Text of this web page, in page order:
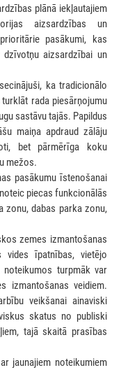
plānā iekļautajiem
aizsardzības un
pasākumi, kas
aizsardzībai un
ka tradicionālo
rada piesārņojumu
sastāvu tajās. Papildus
maiņa apdraud zālāju
bet pārmērīga koku
mežos.
pasākumu īstenošanai
piecas funkcionālās
zonu, dabas parka zonu,
zemes izmantošanas
vides īpatnības, vietējo
noteikumos turpmāk var
izmantošanas veidiem.
veikšanai ainaviski
skatus no publiski
tajā skaitā prasības
jaunajiem noteikumiem